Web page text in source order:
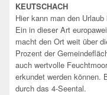
KEUTSCHACH
Hier kann man den
Ein in dieser Art
macht den Ort weit über
Prozent der
auch wertvolle
erkundet werden können.
durch das 4-Seental.